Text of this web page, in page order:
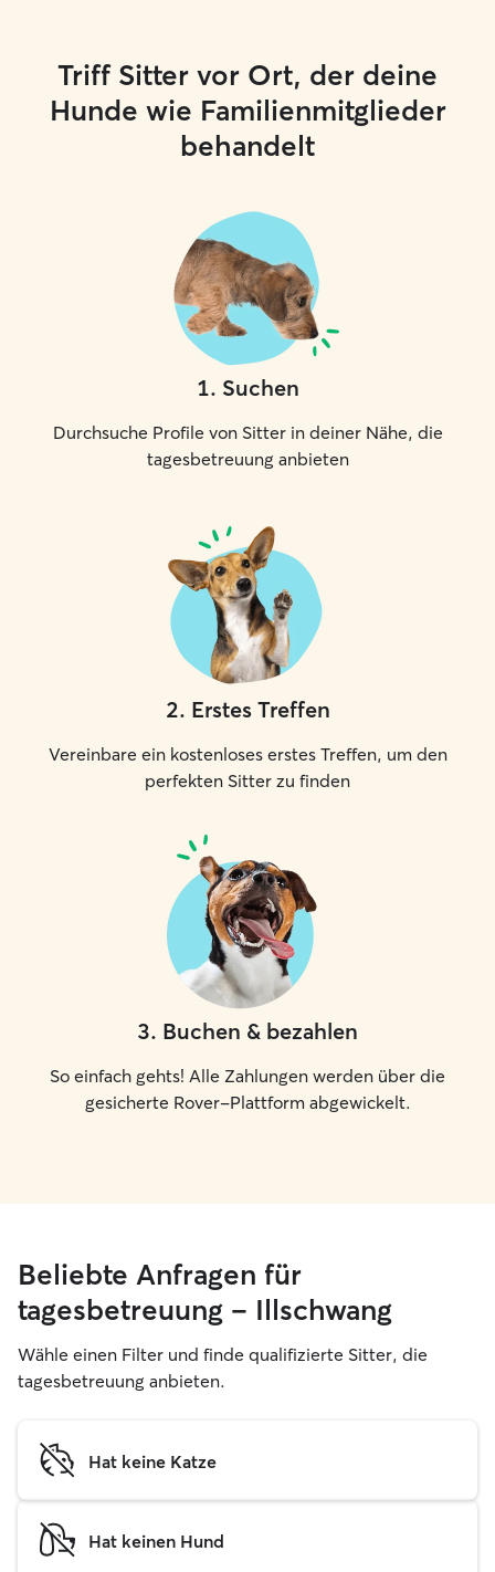
Triff Sitter vor Ort, der deine
Hunde wie Familienmitglieder
behandelt
1. Suchen
Durchsuche Profile von Sitter in deiner Nähe, die
tagesbetreuung anbieten
2. Erstes Treffen
Vereinbare ein kostenloses erstes Treffen, um den
perfekten Sitter zu finden
3. Buchen & bezahlen
So einfach gehts! Alle Zahlungen werden über die
gesicherte Rover-Plattform abgewickelt.
Beliebte Anfragen für
tagesbetreuung – Illschwang
Wähle einen Filter und finde qualifizierte Sitter, die
tagesbetreuung anbieten.
Hat keine Katze
Hat keinen Hund